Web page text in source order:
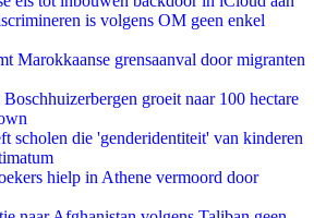
is volgens OM geen enkel
Marokkaanse grensaanval door migranten
groeit naar 100 hectare
scholen die 'genderidentiteit' van kinderen
hielp in Athene vermoord door